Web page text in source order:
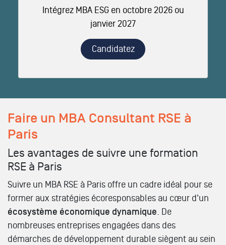
Intégrez MBA ESG en octobre 2026 ou
janvier 2027
Candidatez
Faire un MBA Consultant RSE à
Paris
Les avantages de suivre une formation
RSE à Paris
Suivre un MBA RSE à Paris offre un cadre idéal pour se
former aux stratégies écoresponsables au cœur d'un
écosystème économique dynamique. De
nombreuses entreprises engagées dans des
démarches de développement durable siègent au sein